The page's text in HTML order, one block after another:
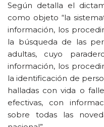
Según detalla el
como objeto “la
información, los
la búsqueda de las
adultas, cuyo
información, los
la identificación de
halladas con vida o
efectivas, con
sobre todas las